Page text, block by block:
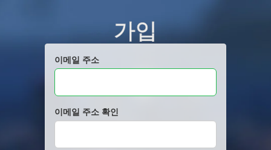
가입
이메일 주소
이메일 주소 확인